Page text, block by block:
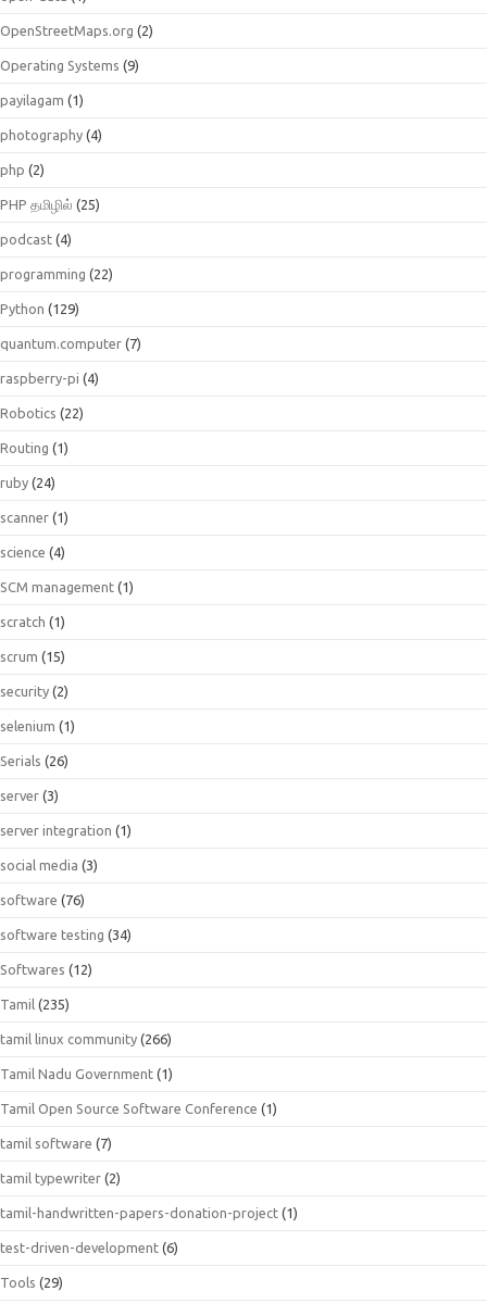
OpenStreetMaps.org (2)
Operating Systems (9)
payilagam (1)
photography (4)
php (2)
PHP தமிழில் (25)
podcast (4)
programming (22)
Python (129)
quantum.computer (7)
raspberry-pi (4)
Robotics (22)
Routing (1)
ruby (24)
scanner (1)
science (4)
SCM management (1)
scratch (1)
scrum (15)
security (2)
selenium (1)
Serials (26)
server (3)
server integration (1)
social media (3)
software (76)
software testing (34)
Softwares (12)
Tamil (235)
tamil linux community (266)
Tamil Nadu Government (1)
Tamil Open Source Software Conference (1)
tamil software (7)
tamil typewriter (2)
tamil-handwritten-papers-donation-project (1)
test-driven-development (6)
Tools (29)